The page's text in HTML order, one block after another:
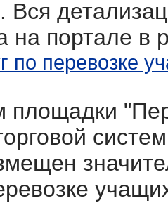
. Вся
на портале в
по перевозке